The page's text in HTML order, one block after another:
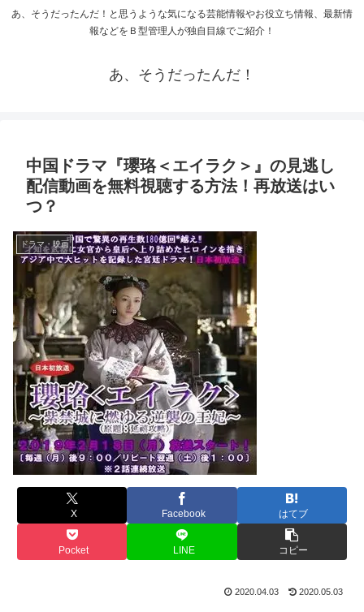
あ、そうだったんだ！と思うような気になる芸能情報やお役立ち情報、最新情
報などをＢ型管理人が独自目線でご紹介！
あ、そうだったんだ！
中国ドラマ『瓔珞＜エイラク＞』の見逃し
配信動画を無料視聴する方法！再放送はい
つ？
ドラマ・映画
X Facebook はてブ
Pocket LINE コピー
2020.04.03 2020.05.03